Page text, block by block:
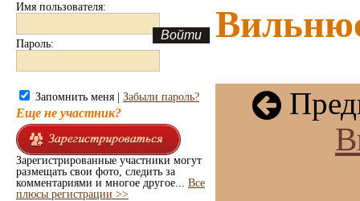
Имя пользователя:
Пароль:
Запомнить меня | Забыли пароль?
Еще не участник?
Зарегистрированные участники могут
размещать свои фото, следить за
комментариями и многое другое... Все
плюсы регистрации >>